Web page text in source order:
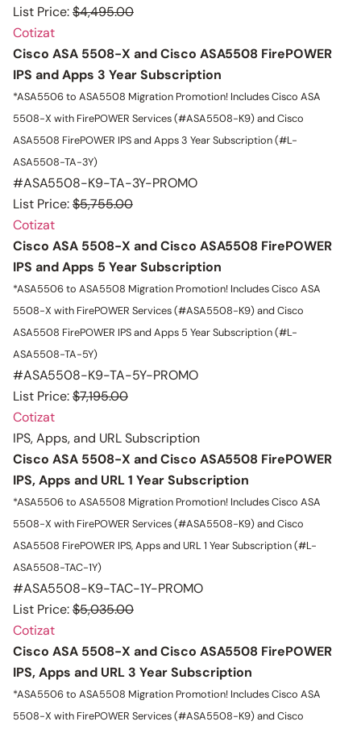
List Price:$4,495.00
Cotizat
Cisco ASA 5508-X and Cisco ASA5508 FirePOWER
IPS and Apps 3 Year Subscription
*ASA5506 to ASA5508 Migration Promotion! Includes Cisco ASA
5508-X with FirePOWER Services (#ASA5508-K9) and Cisco
ASA5508 FirePOWER IPS and Apps 3 Year Subscription (#L-
ASA5508-TA-3Y)
#ASA5508-K9-TA-3Y-PROMO
List Price:$5,755.00
Cotizat
Cisco ASA 5508-X and Cisco ASA5508 FirePOWER
IPS and Apps 5 Year Subscription
*ASA5506 to ASA5508 Migration Promotion! Includes Cisco ASA
5508-X with FirePOWER Services (#ASA5508-K9) and Cisco
ASA5508 FirePOWER IPS and Apps 5 Year Subscription (#L-
ASA5508-TA-5Y)
#ASA5508-K9-TA-5Y-PROMO
List Price:$7,195.00
Cotizat
IPS, Apps, and URL Subscription
Cisco ASA 5508-X and Cisco ASA5508 FirePOWER
IPS, Apps and URL 1 Year Subscription
*ASA5506 to ASA5508 Migration Promotion! Includes Cisco ASA
5508-X with FirePOWER Services (#ASA5508-K9) and Cisco
ASA5508 FirePOWER IPS, Apps and URL 1 Year Subscription (#L-
ASA5508-TAC-1Y)
#ASA5508-K9-TAC-1Y-PROMO
List Price:$5,035.00
Cotizat
Cisco ASA 5508-X and Cisco ASA5508 FirePOWER
IPS, Apps and URL 3 Year Subscription
*ASA5506 to ASA5508 Migration Promotion! Includes Cisco ASA
5508-X with FirePOWER Services (#ASA5508-K9) and Cisco